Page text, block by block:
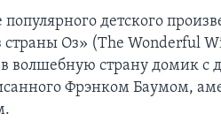
детского
Оз» (The Wonderful
волшебную страну домик с
Фрэнком Баумом,